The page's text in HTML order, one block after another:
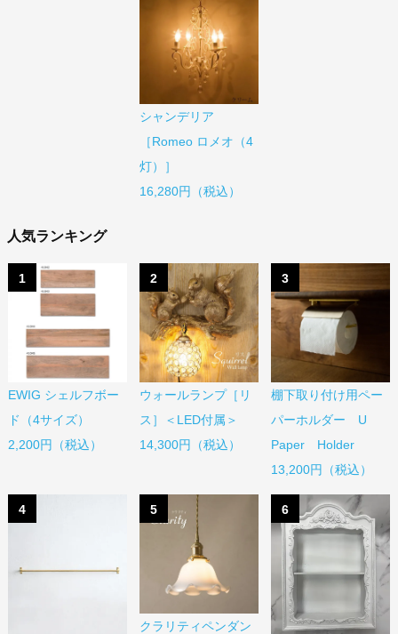
シャンデリア
［Romeo ロメオ（4
灯）］
16,280円（税込）
人気ランキング
1
EWIG シェルフボー
ド（4サイズ）
2,200円（税込）
2
ウォールランプ［リ
ス］＜LED付属＞
14,300円（税込）
3
棚下取り付け用ペー
パーホルダー U
Paper Holder
13,200円（税込）
4 5
クラリティペンダン
6